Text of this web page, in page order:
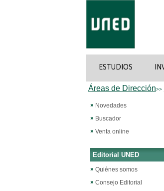
ESTUDIOS
Áreas de Dirección>>
Novedades
Buscador
Venta online
Editorial UNED
Quiénes somos
Consejo Editorial